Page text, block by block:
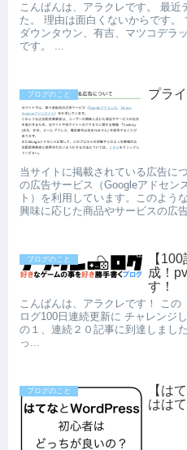
こんばんは、アラクレです。 最近
た。 理由は面白くないからです。
ダウンタウン、有吉、マツコデラ
です。 ...
ブログのこと プラ
当サイトに掲載されている広告に
の広告サービス（Googleアドセン
ト）を利用しています。このよう
興味に応じた商品やサービスの広
ブログのこと
【
成！
す！
こんばんは、アラクレです！ こ
ログ100日連続更新に チャレンジ
の１、連続２０記事に到達しまし
っ...
ブログのこと
【は
はは